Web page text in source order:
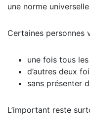
une norme
Certaines personnes
une fois tous
d’autres deux
sans présenter
L’important reste